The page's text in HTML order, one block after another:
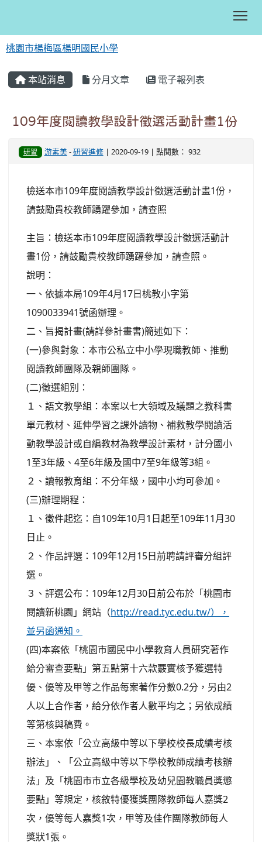
桃園市楊梅區楊明國民小學
本站消息 分月文章 電子報列表
109年度閱讀教學設計徵選活動計畫1份
研習 游素美-研習進修| 2020-09-19 | 點閱數： 932
檢送本市109年度閱讀教學設計徵選活動計畫1份，
請鼓勵貴校教師踴躍參加，請查照
主旨：檢送本市109年度閱讀教學設計徵選活動計
畫1份，請鼓勵貴校教師踴躍參加，請查照。
說明：
一、依據本局109年4月17日桃教小字第
1090033941號函辦理。
二、旨揭計畫(請詳參計畫書)簡述如下：
(一)參與對象：本市公私立中小學現職教師、推動
閱讀教師團隊及親師團隊。
(二)徵選組別：
１、語文教學組：本案以七大領域及議題之教科書
單元教材、延伸學習之課外讀物、補救教學閱讀活
動教學設計或自編教材為教學設計素材，計分國小
1至3年級、4至6年級及國中7至9年級等3組。
２、讀報教育組：不分年級，國中小均可參加。
(三)辦理期程：
１、徵件起迄：自109年10月1日起至109年11月30
日止。
２、作品評選：109年12月15日前聘請評審分組評
選。
３、評選公布：109年12月30日前公布於「桃園市
閱讀新桃園」網站（http://read.tyc.edu.tw/），
並另函通知。
(四)本案依「桃園市國民中小學教育人員研究著作
給分審查要點」第五點第十六款覈實核予獲選特
優、優等及甲等之作品每案著作分數0.2分，另由2
人以上合作者，給分依作者人數平均之；另依成績
等第核與稿費。
三、本案依「公立高級中等以下學校校長成績考核
辦法」、「公立高級中等以下學校教師成績考核辦
法」及「桃園市市立各級學校及幼兒園教職員獎懲
要點」等規定，核敘特優獲獎團隊教師每人嘉獎2
次，優等每人嘉獎1次，甲等及佳作團隊教師每人
獎狀1張。